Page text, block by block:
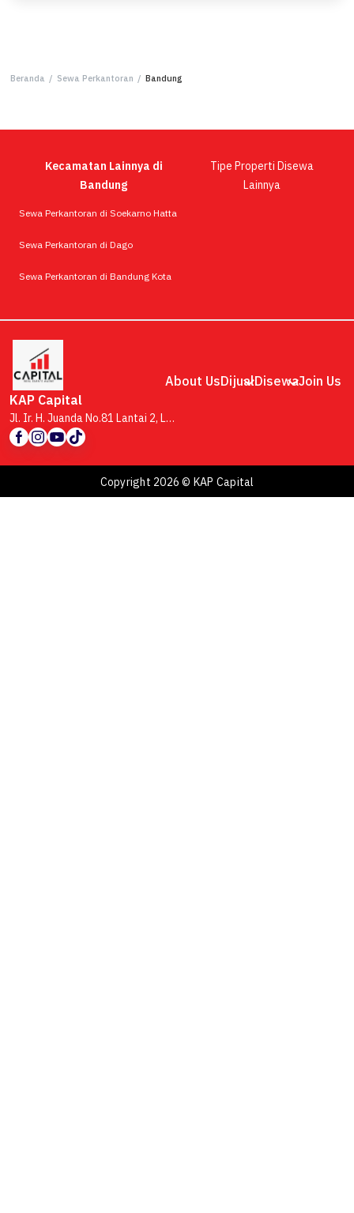
Beranda / Sewa Perkantoran / Bandung
Kecamatan Lainnya di
Bandung
Tipe Properti Disewa
Lainnya
Sewa Perkantoran di Soekarno Hatta
Sewa Perkantoran di Dago
Sewa Perkantoran di Bandung Kota
About UsDijualDisewaJoin Us
KAP Capital
Jl. Ir. H. Juanda No.81 Lantai 2, Lb. Siliwangi, Kecamatan Coblong, Kota Bandung, Jawa Barat 40132
Copyright 2026 © KAP Capital